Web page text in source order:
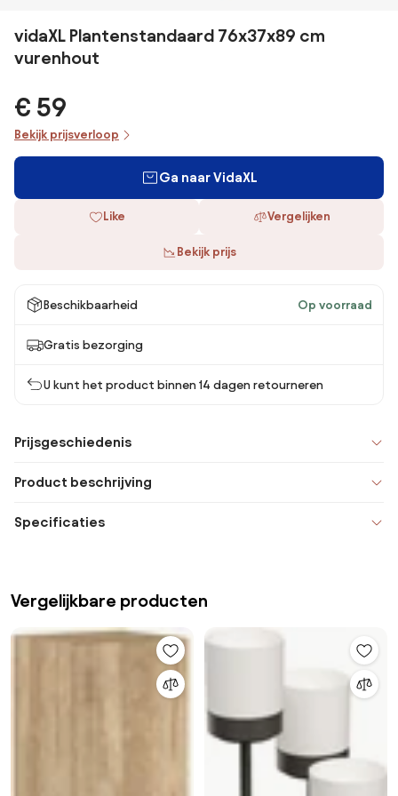
vidaXL Plantenstandaard 76x37x89 cm
vurenhout
€ 59
Bekijk prijsverloop
Ga naar VidaXL
Like Vergelijken
Bekijk prijs
Beschikbaarheid Op voorraad
Gratis bezorging
U kunt het product binnen 14 dagen retourneren
Prijsgeschiedenis
Product beschrijving
Specificaties
Vergelijkbare producten